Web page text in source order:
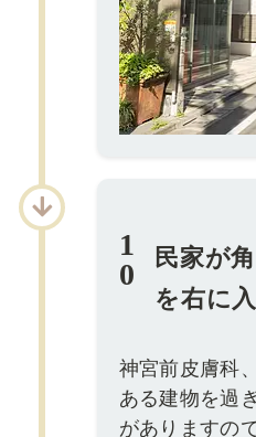
1
0
民家が
を右に
神宮前皮膚科
ある建物を過
がありますの